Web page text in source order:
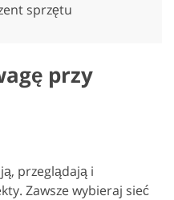
sprzętu
przy
przeglądają i
Zawsze wybieraj sieć